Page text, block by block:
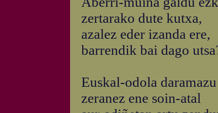
zertarako dute kutxa,
azalez eder izanda ere,
barrendik bai dago
Euskal-odola
zeranez ene soin-atal